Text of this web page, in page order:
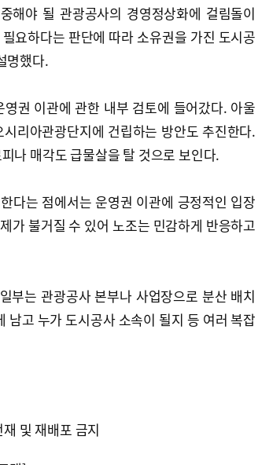
해야 될 관광공사의 경영정상화에 걸림돌이
요하다는 판단에 따라 소유권을 가진 도시공
명했다.
권 이관에 관한 내부 검토에 들어갔다. 아울
리아관광단지에 건립하는 방안도 추진한다.
나 매각도 급물살을 탈 것으로 보인다.
다는 점에서는 운영권 이관에 긍정적인 입장
가 불거질 수 있어 노조는 민감하게 반응하고
부는 관광공사 본부나 사업장으로 분산 배치
고 누가 도시공사 소속이 될지 등 여러 복잡
및 재배포 금지